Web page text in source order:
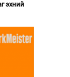
эхний